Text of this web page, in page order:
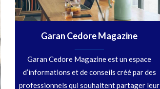
Garan Cedore Magazine
Garan Cedore Magazine est un espace
d’informations et de conseils créé par des
professionnels qui souhaitent partager leur